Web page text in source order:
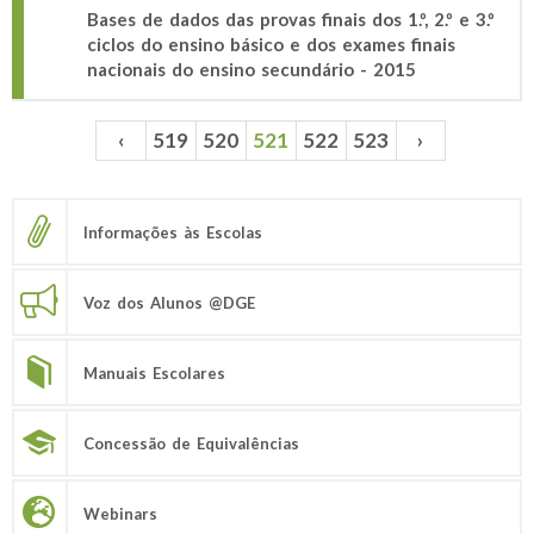
Bases de dados das provas finais dos 1.º, 2.º e 3.º
ciclos do ensino básico e dos exames finais
nacionais do ensino secundário - 2015
Páginas ‹ 519 520 521 522 523 ›
Informações às Escolas
Voz dos Alunos @DGE
Manuais Escolares
Concessão de Equivalências
Webinars